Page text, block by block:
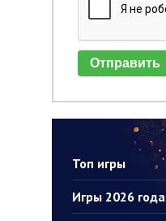
Топ игры
Игры 2026 года
Отправить